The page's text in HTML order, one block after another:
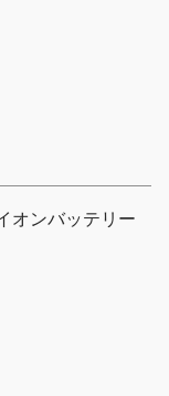
オンバッテリー